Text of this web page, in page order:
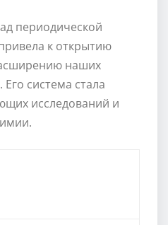
периодической
к открытию
наших
система стала
исследований и